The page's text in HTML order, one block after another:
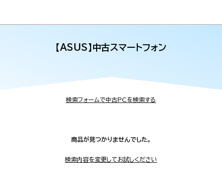
【ASUS】中古スマートフォン
検索フォームで中古PCを検索する
商品が見つかりませんでした。
検索内容を変更してお試しください